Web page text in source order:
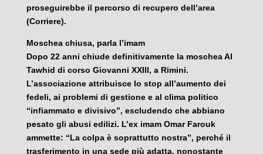
proseguirebbe il percorso di recupero dell’area
(Corriere).
Moschea chiusa, parla l’imam
Dopo 22 anni chiude definitivamente la moschea Al
Tawhid di corso Giovanni XXIII, a Rimini.
L’associazione attribuisce lo stop all’aumento dei
fedeli, ai problemi di gestione e al clima politico
“infiammato e divisivo”, escludendo che abbiano
pesato gli abusi edilizi. L’ex imam Omar Farouk
ammette: “La colpa è soprattutto nostra”, perché il
trasferimento in una sede più adatta, nonostante